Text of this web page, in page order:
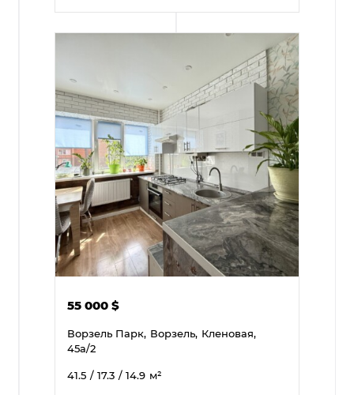
55 000$
Ворзель Парк, Ворзель, Кленовая,
45а/2
41.5 / 17.3 / 14.9 м²